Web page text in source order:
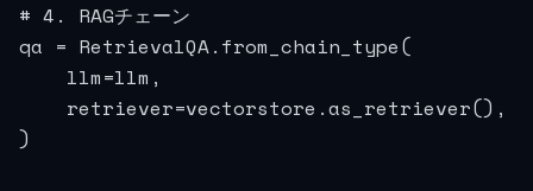
# 4. RAGチェーン
qa = RetrievalQA.from_chain_type(
    llm=llm,
    retriever=vectorstore.as_retriever(),
)